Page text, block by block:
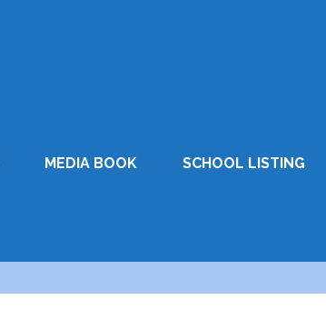
MEDIA BOOK SCHOOL LISTING